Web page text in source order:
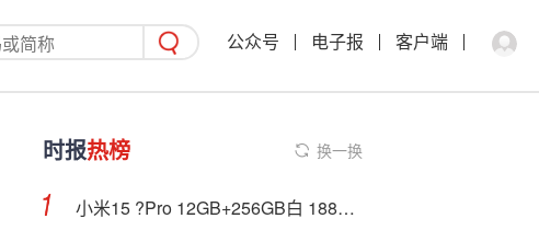
公众号 电子报 客户端
时报热榜 换一换
小米15 ?Pro 12GB+256GB白 1886元